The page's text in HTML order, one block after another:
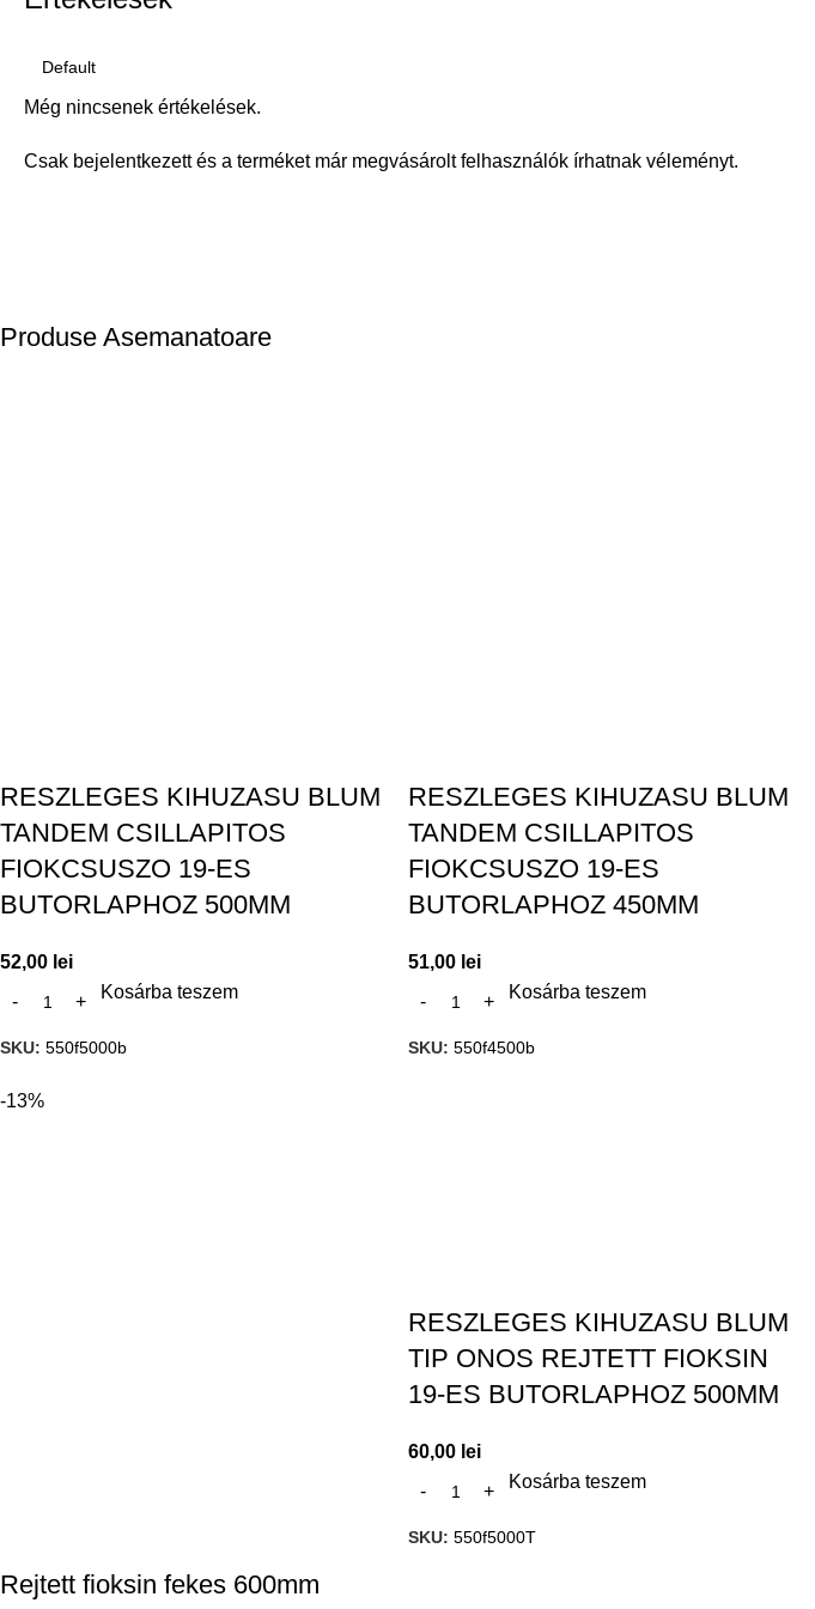
Még nincsenek értékelések.
Csak bejelentkezett és a terméket már megvásárolt felhasználók írhatnak véleményt.
Produse Asemanatoare
RESZLEGES KIHUZASU BLUM
TANDEM CSILLAPITOS
FIOKCSUSZO 19-ES
BUTORLAPHOZ 500MM
52,00 lei
Kosárba teszem
SKU: 550f5000b
RESZLEGES KIHUZASU BLUM
TANDEM CSILLAPITOS
FIOKCSUSZO 19-ES
BUTORLAPHOZ 450MM
51,00 lei
Kosárba teszem
SKU: 550f4500b
-13%
Rejtett fioksin fekes 600mm
RESZLEGES KIHUZASU BLUM
TIP ONOS REJTETT FIOKSIN
19-ES BUTORLAPHOZ 500MM
60,00 lei
Kosárba teszem
SKU: 550f5000T